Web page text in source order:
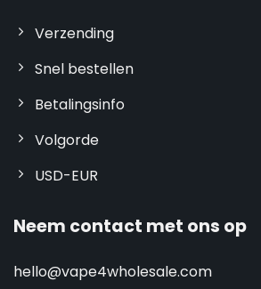
Verzending
Snel bestellen
Betalingsinfo
Volgorde
USD-EUR
Neem contact met ons op
hello@vape4wholesale.com